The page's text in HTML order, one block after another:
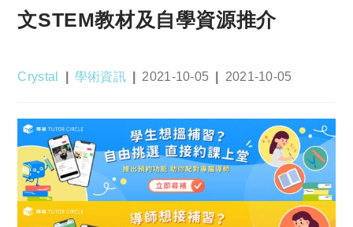
文STEM教材及自學資源推介
Post
Crystal
Post
學術資訊
Post
2021-10-05
Post
2021-10-05